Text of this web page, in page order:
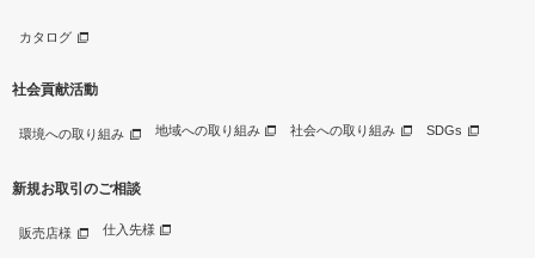
カタログ
社会貢献活動
環境への取り組み 地域への取り組み 社会への取り組み SDGs
新規お取引のご相談
販売店様 仕入先様